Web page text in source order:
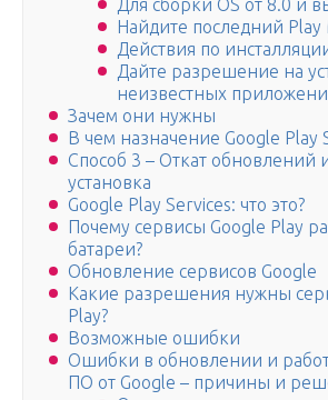
Для сборки OS от 8.0 и
Найдите последний Play
Действия по
Дайте разрешение на
неизвестных
Зачем они нужны
В чем назначение Google Play
Способ 3 – Откат обновлений
установка
Google Play Services: что это?
Почему сервисы Google Play
батареи?
Обновление сервисов Google
Какие разрешения нужны
Play?
Возможные ошибки
Ошибки в обновлении и
ПО от Google – причины и